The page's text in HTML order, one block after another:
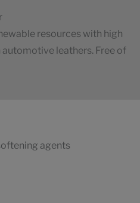
resources with high
leathers. Free of
agents